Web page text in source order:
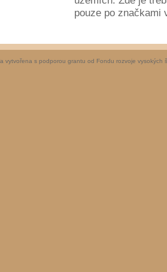
pouze po značkami
vytvořena s podporou grantu od Fondu rozvoje